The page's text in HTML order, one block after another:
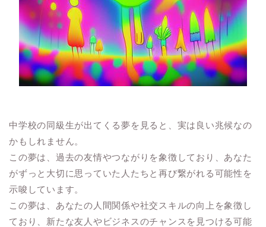
中学校の同級生が出てくる夢を見ると、実は良い兆候なの
かもしれません。
この夢は、過去の友情やつながりを象徴しており、あなた
がずっと大切に思っていた人たちと再び繋がれる可能性を
示唆しています。
この夢は、あなたの人間関係や社交スキルの向上を象徴し
ており、新たな友人やビジネスのチャンスを見つける可能